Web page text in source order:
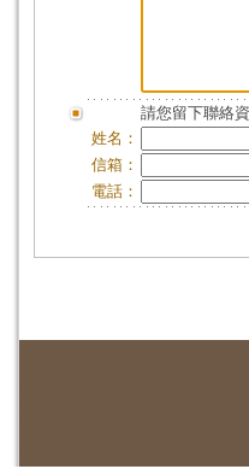
請您留下聯絡
姓名：
信箱：
電話：